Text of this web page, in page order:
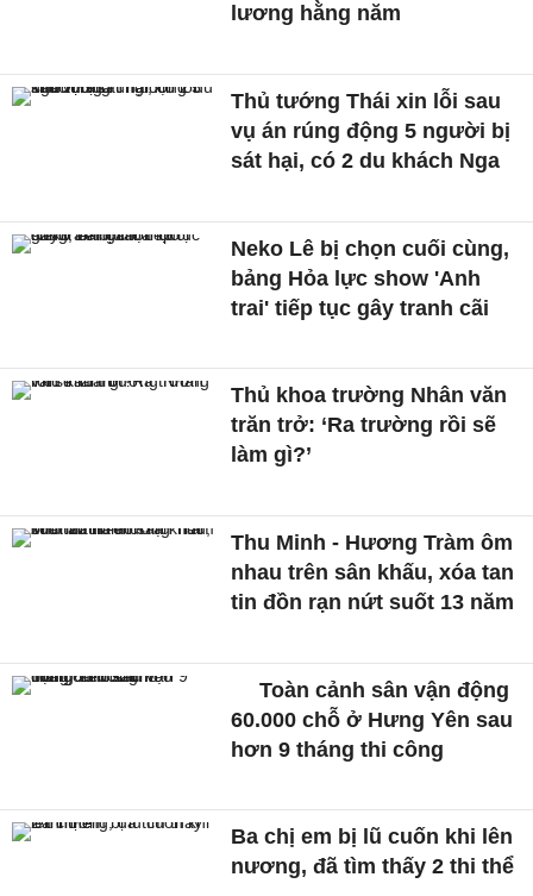
lương hằng năm
Thủ tướng Thái xin lỗi sau
vụ án rúng động 5 người bị
sát hại, có 2 du khách Nga
Neko Lê bị chọn cuối cùng,
bảng Hỏa lực show 'Anh
trai' tiếp tục gây tranh cãi
Thủ khoa trường Nhân văn
trăn trở: ‘Ra trường rồi sẽ
làm gì?’
Thu Minh - Hương Tràm ôm
nhau trên sân khấu, xóa tan
tin đồn rạn nứt suốt 13 năm
Toàn cảnh sân vận động
60.000 chỗ ở Hưng Yên sau
hơn 9 tháng thi công
Ba chị em bị lũ cuốn khi lên
nương, đã tìm thấy 2 thi thể